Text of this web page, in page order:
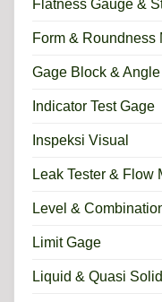
Flatness Gauge &
Form & Roundness
Gage Block &
Indicator Test Gage
Inspeksi Visual
Leak Tester & Flow
Level &
Limit Gage
Liquid & Quasi